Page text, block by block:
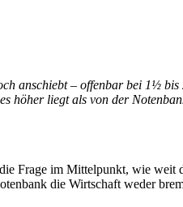
anschiebt – offenbar bei 1½
höher liegt als von der
Frage im Mittelpunkt, wie
die Wirtschaft weder